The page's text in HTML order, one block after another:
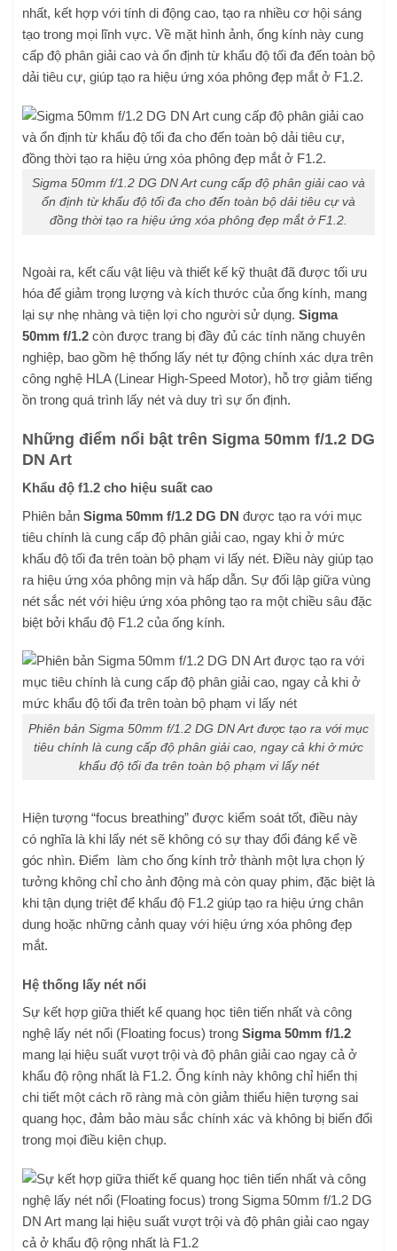
nhất, kết hợp với tính di động cao, tạo ra nhiều cơ hội sáng
tạo trong mọi lĩnh vực. Về mặt hình ảnh, ống kính này cung
cấp độ phân giải cao và ổn định từ khẩu độ tối đa đến toàn bộ
dải tiêu cự, giúp tạo ra hiệu ứng xóa phông đẹp mắt ở F1.2.
Sigma 50mm f/1.2 DG DN Art cung cấp độ phân giải cao và
ổn định từ khẩu độ tối đa cho đến toàn bộ dải tiêu cự và
đồng thời tạo ra hiệu ứng xóa phông đẹp mắt ở F1.2.
Ngoài ra, kết cấu vật liệu và thiết kế kỹ thuật đã được tối ưu
hóa để giảm trọng lượng và kích thước của ống kính, mang
lại sự nhẹ nhàng và tiện lợi cho người sử dụng. Sigma
50mm f/1.2 còn được trang bị đầy đủ các tính năng chuyên
nghiệp, bao gồm hệ thống lấy nét tự động chính xác dựa trên
công nghệ HLA (Linear High-Speed Motor), hỗ trợ giảm tiếng
ồn trong quá trình lấy nét và duy trì sự ổn định.
Những điểm nổi bật trên Sigma 50mm f/1.2 DG
DN Art
Khẩu độ f1.2 cho hiệu suất cao
Phiên bản Sigma 50mm f/1.2 DG DN được tạo ra với mục
tiêu chính là cung cấp độ phân giải cao, ngay khi ở mức
khẩu độ tối đa trên toàn bộ phạm vi lấy nét. Điều này giúp tạo
ra hiệu ứng xóa phông mịn và hấp dẫn. Sự đối lập giữa vùng
nét sắc nét với hiệu ứng xóa phông tạo ra một chiều sâu đặc
biệt bởi khẩu độ F1.2 của ống kính.
Phiên bản Sigma 50mm f/1.2 DG DN Art được tạo ra với mục
tiêu chính là cung cấp độ phân giải cao, ngay cả khi ở mức
khẩu độ tối đa trên toàn bộ phạm vi lấy nét
Hiện tượng “focus breathing” được kiểm soát tốt, điều này
có nghĩa là khi lấy nét sẽ không có sự thay đổi đáng kể về
góc nhìn. Điểm làm cho ống kính trở thành một lựa chọn lý
tưởng không chỉ cho ảnh động mà còn quay phim, đặc biệt là
khi tận dụng triệt để khẩu độ F1.2 giúp tạo ra hiệu ứng chân
dung hoặc những cảnh quay với hiệu ứng xóa phông đẹp
mắt.
Hệ thống lấy nét nổi
Sự kết hợp giữa thiết kế quang học tiên tiến nhất và công
nghệ lấy nét nổi (Floating focus) trong Sigma 50mm f/1.2
mang lại hiệu suất vượt trội và độ phân giải cao ngay cả ở
khẩu độ rộng nhất là F1.2. Ống kính này không chỉ hiển thị
chi tiết một cách rõ ràng mà còn giảm thiểu hiện tượng sai
quang học, đảm bảo màu sắc chính xác và không bị biến đổi
trong mọi điều kiện chụp.